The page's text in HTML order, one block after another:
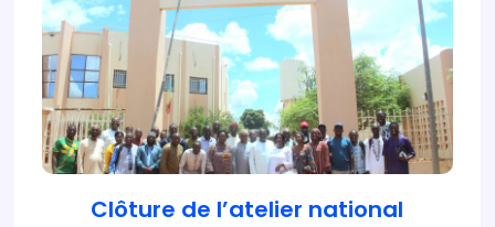
Clôture de l’atelier national